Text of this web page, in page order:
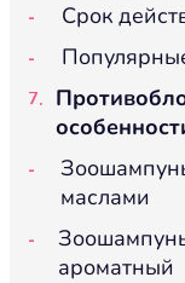
Срок
маслами
ароматный